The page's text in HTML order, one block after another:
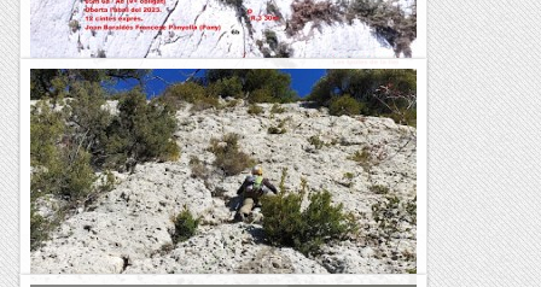
Via " la Mona de Pasqua"
La via comparteix la R2 amb la via Bàges. d'una dificultat
similar, està equipada per poder-se fer en Ae.Avui n'hem fet,
després d'haver-la obert fa dues setmanes, la...
Sisbemessanapren